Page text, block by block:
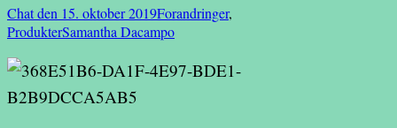
Chat den 15. oktober 2019Forandringer,
ProdukterSamantha Dacampo